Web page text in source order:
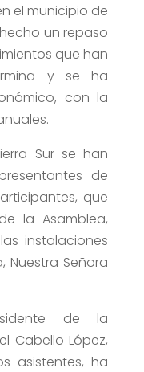
el municipio de
un repaso
que han
y se ha
con la
Sur se han
de
que
la Asamblea,
instalaciones
Señora
de la
Cabello López,
asistentes, ha